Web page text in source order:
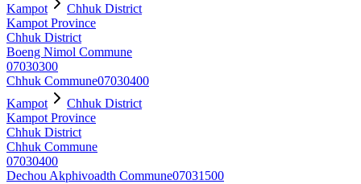
Kampot
Chhuk District
Kampot Province
Chhuk District
Boeng Nimol Commune
07030300
Chhuk Commune07030400
Kampot
Chhuk District
Kampot Province
Chhuk District
Chhuk Commune
07030400
Dechou Akphivoadth Commune07031500